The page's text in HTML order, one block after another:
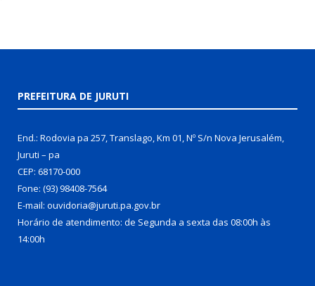
PREFEITURA DE JURUTI
End.: Rodovia pa 257, Translago, Km 01, Nº S/n Nova Jerusalém,
Juruti – pa
CEP: 68170-000
Fone: (93) 98408-7564
E-mail: ouvidoria@juruti.pa.gov.br
Horário de atendimento: de Segunda a sexta das 08:00h às
14:00h